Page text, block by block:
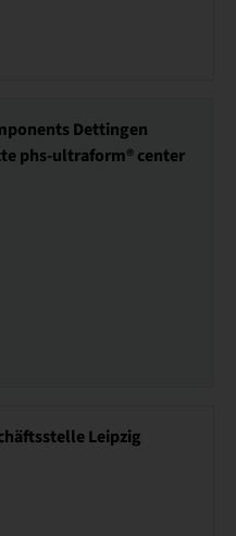
Dettingen
phs-ultraform® center
Leipzig